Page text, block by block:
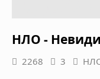
НЛО -
2268 3